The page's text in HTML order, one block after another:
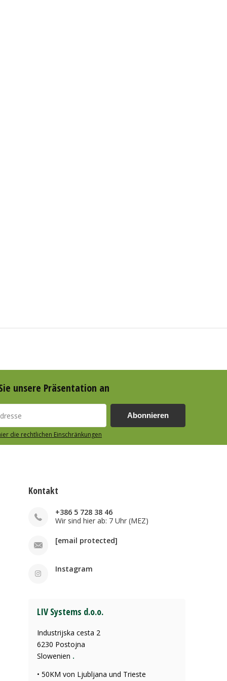
unsere Präsentation an
Abonnieren
die rechtlichen Einschränkungen
Kontakt
+386 5 728 38 46
Wir sind hier ab: 7 Uhr (MEZ)
[email protected]
Instagram
LIV Systems d.o.o.
Industrijska cesta 2
6230 Postojna
Slowenien .
• 50KM von Ljubljana und Trieste